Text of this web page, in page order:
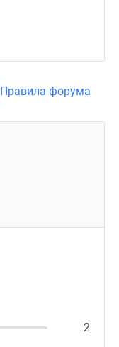
Правила форума
2